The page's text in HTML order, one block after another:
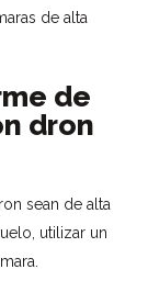
de alta
de
dron
sean de alta
utilizar un